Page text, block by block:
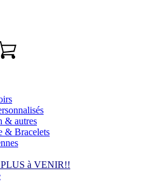
& autres
& Bracelets
PLUS à VENIR!!